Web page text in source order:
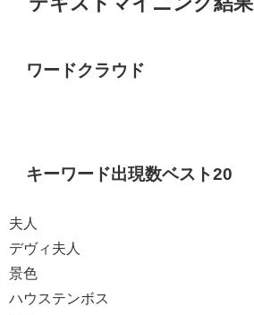
ワードクラウド
キーワード出現数ベスト20
夫人
デヴィ夫人
景色
ハウステンボス